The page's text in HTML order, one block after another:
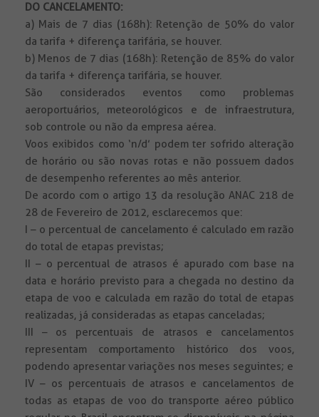
DO CANCELAMENTO:
a) Mais de 7 dias (168h): Retenção de 50% do valor
da tarifa + diferença tarifária, se houver.
b) Menos de 7 dias (168h): Retenção de 85% do valor
da tarifa + diferença tarifária, se houver.
São considerados eventos como problemas
aeroportuários, meteorológicos e de infraestrutura,
sob controle ou não da empresa aérea.
Voos exibidos como ‘n/d’ podem ter sofrido alteração
de horário ou são novas rotas e não possuem dados
de desempenho referentes ao mês anterior.
De acordo com o artigo 13 da resolução ANAC 218 de
28 de Fevereiro de 2012, esclarecemos que:
I – o percentual de cancelamento é calculado em razão
do total de etapas previstas;
II – o percentual de atrasos é apurado com base na
data e horário previsto para a chegada no destino da
etapa de voo e calculada em razão do total de etapas
realizadas, já consideradas as etapas canceladas;
III – os percentuais de atrasos e cancelamentos
representam comportamento histórico dos voos,
podendo apresentar variações nos meses seguintes; e
IV – os percentuais de atrasos e cancelamentos de
todas as etapas de voo do transporte aéreo público